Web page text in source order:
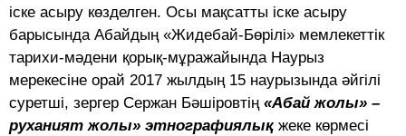
іске асыру көзделген. Осы мақсатты іске асыру
барысында Абайдың «Жидебай-Бөрілі» мемлекеттік
тарихи-мәдени қорық-мұражайында Наурыз
мерекесіне орай 2017 жылдың 15 наурызында әйгілі
суретші, зергер Сержан Бәшіровтің «Абай жолы» –
руханият жолы» этнографиялық жеке көрмесі